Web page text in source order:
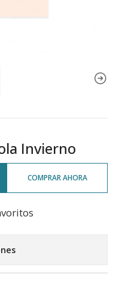
Invierno
COMPRAR AHORA